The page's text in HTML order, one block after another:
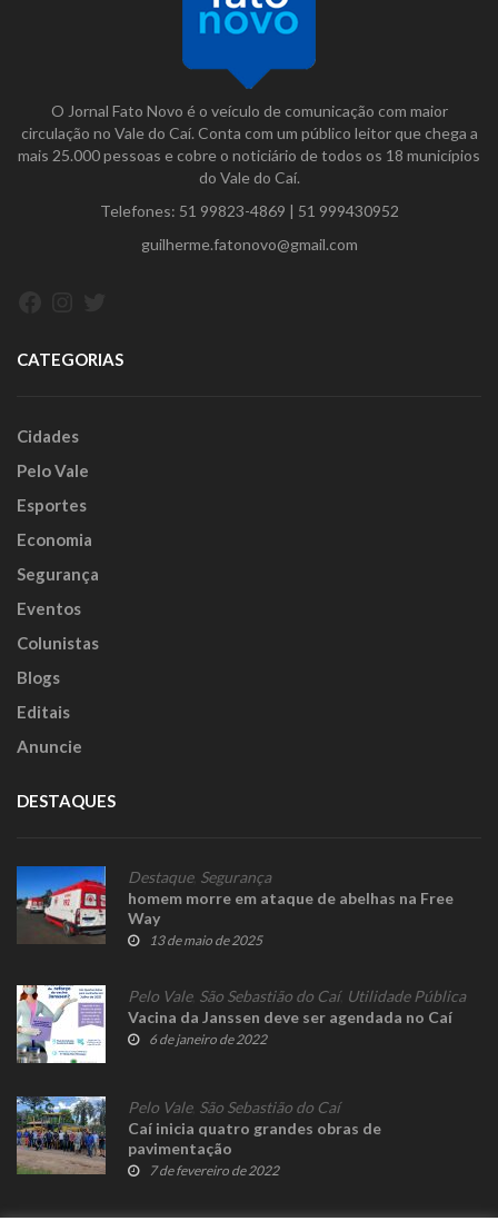
O Jornal Fato Novo é o veículo de comunicação com maior
circulação no Vale do Caí. Conta com um público leitor que chega a
mais 25.000 pessoas e cobre o noticiário de todos os 18 municípios
do Vale do Caí.
Telefones: 51 99823-4869 | 51 999430952
guilherme.fatonovo@gmail.com
CATEGORIAS
Cidades
Pelo Vale
Esportes
Economia
Segurança
Eventos
Colunistas
Blogs
Editais
Anuncie
DESTAQUES
Destaque, Segurança
homem morre em ataque de abelhas na Free
Way
13 de maio de 2025
Pelo Vale, São Sebastião do Caí, Utilidade Pública
Vacina da Janssen deve ser agendada no Caí
6 de janeiro de 2022
Pelo Vale, São Sebastião do Caí
Caí inicia quatro grandes obras de
pavimentação
7 de fevereiro de 2022